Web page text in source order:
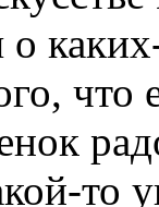
что
то